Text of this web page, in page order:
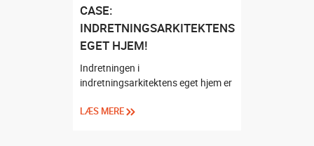
CASE:
INDRETNINGSARKITEKTENS
EGET HJEM!
Indretningen i
indretningsarkitektens eget hjem er
LÆS MERE